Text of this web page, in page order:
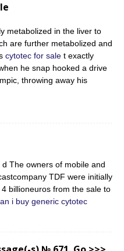
metabolized in the liver to
are further metabolized and
cytotec for sale t exactly
he snap hooked a drive
throwing away his
The owners of mobile and
TDF were initially
billioneuros from the sale to
i buy generic cytotec